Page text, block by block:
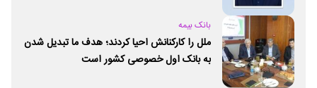
بانک بیمه
ملل را کارکنانش احیا کردند؛ هدف ما تبدیل شدن
به بانک اول خصوصی کشور است